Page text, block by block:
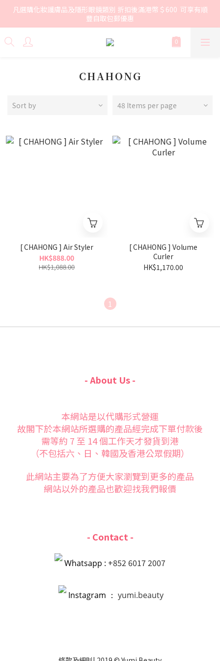
凡選購化妝護膚品及隱形眼鏡類別 折扣後滿港幣＄600  可享有順
豐自取包郵優惠
CHAHONG
Sort by 48 Items per page
[ CHAHONG ] Air Styler
HK$888.00
HK$1,088.00
[ CHAHONG ] Volume
Curler
HK$1,170.00
1
- About Us -
本網站是以代購形式營運
故閣下於本網站所選購的產品經完成下單付款後
需等約 7 至 14 個工作天才發貨到港
（不包括六、日、韓國及香港公眾假期）
此網站主要為了方便大家瀏覽到更多的產品
網站以外的產品也歡迎找我們報價
- Contact -
Whatsapp : +852 6017 2007
Instagram ： yumi.beauty